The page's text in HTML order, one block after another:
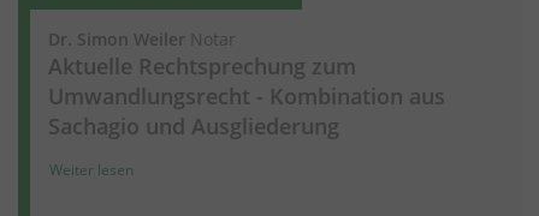
Dr. Simon Weiler Notar
Aktuelle Rechtsprechung zum
Umwandlungsrecht - Kombination aus
Sachagio und Ausgliederung
Weiter lesen